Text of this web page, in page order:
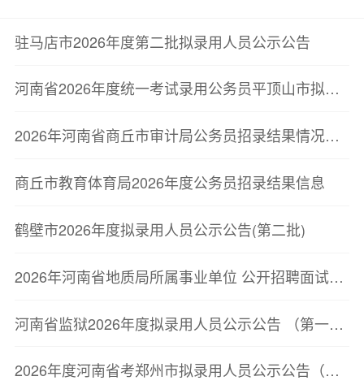
驻马店市2026年度第二批拟录用人员公示公告
河南省2026年度统一考试录用公务员平顶山市拟录用人员公示公告
2026年河南省商丘市审计局公务员招录结果情况公示
商丘市教育体育局2026年度公务员招录结果信息
鹤壁市2026年度拟录用人员公示公告(第二批)
2026年河南省地质局所属事业单位 公开招聘面试资格确认公告
河南省监狱2026年度拟录用人员公示公告 （第一批）
2026年度河南省考郑州市拟录用人员公示公告（第二批）